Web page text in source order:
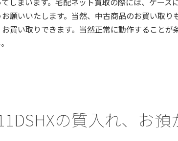
願いいたします。当然、中古商品のお買い取り
買い取りできます。当然正常に動作すること
の質入れ、お